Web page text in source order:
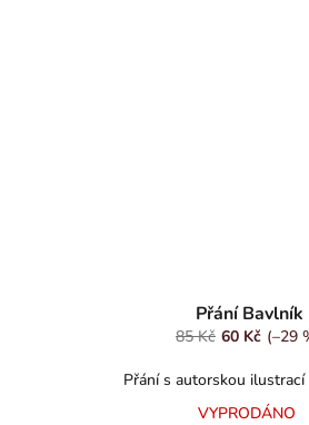
Přání Bavlník
85 Kč 60 Kč (–29
Přání s autorskou ilustrací
VYPRODÁNO